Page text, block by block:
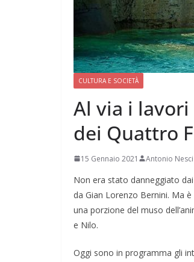
CULTURA E SOCIETÀ
Al via i
dei Quattro
15 Gennaio 2021 Antonio Nesci
Non era stato danneggiato
da Gian Lorenzo Bernini. Ma
una porzione del muso
e Nilo.
Oggi sono in programma gli